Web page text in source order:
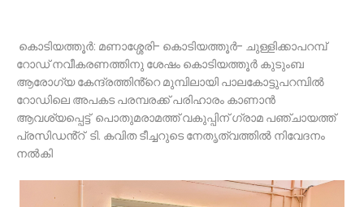
കൊടിയത്തൂർ: മണാശ്ശേരി- കൊടിയത്തൂർ- ചുള്ളിക്കാപറമ്പ്
റോഡ് നവീകരണത്തിനു ശേഷം കൊടിയത്തൂർ കുടുംബ
ആരോഗ്യ കേന്ദ്രത്തിൻ്റെ മുമ്പിലായി പാലകോട്ടുപറമ്പിൽ
റോഡിലെ അപകട പരമ്പരക്ക് പരിഹാരം കാണാൻ
ആവശ്യപ്പെട്ട് പൊതുമരാമത്ത് വകുപ്പിന് ഗ്രാമ പഞ്ചായത്ത്
പ്രസിഡൻ്റ് ടി. കവിത ടീച്ചറുടെ നേതൃത്വത്തിൽ നിവേദനം
നൽകി